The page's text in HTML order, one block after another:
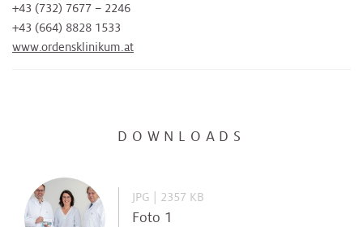
+43 (732) 7677 – 2246
+43 (664) 8828 1533
www.ordensklinikum.at
DOWNLOADS
JPG | 2357 KB
Foto 1